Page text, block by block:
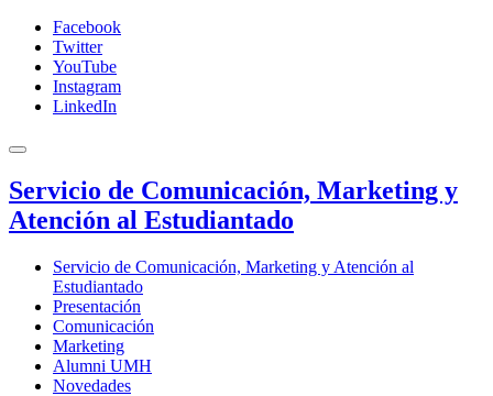
Facebook
Twitter
YouTube
Instagram
LinkedIn
Servicio de Comunicación, Marketing y
Atención al Estudiantado
Servicio de Comunicación, Marketing y Atención al
Estudiantado
Presentación
Comunicación
Marketing
Alumni UMH
Novedades